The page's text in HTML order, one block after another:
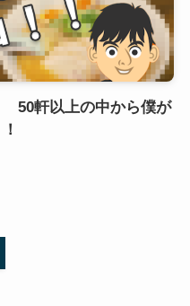
50軒以上の中から僕が